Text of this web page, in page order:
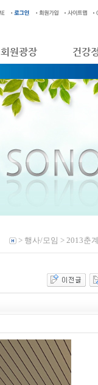
회원광장 건강
> 행사/모임 > 2013춘